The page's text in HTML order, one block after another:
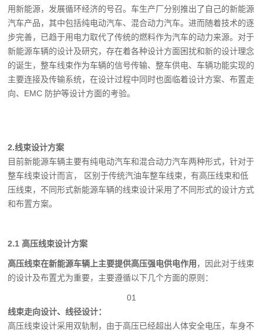
用新能源，发展循环经济的号召。车生产厂分别推出了自己的新能源
汽车产品，其中包括纯电动汽车、混合动力汽车。进而随着技术的逐
步完善，已趋于用电力取代了传统的燃料作为汽车的动力来源。对于
新能源车辆的设计及研究，存在着各种设计方面困扰和新的设计理念
的诞生，整车线束作为车辆的信号传输、整车供电、车辆功能实现的
主要连接及传输系统，在设计过程中同时也面临着设计方案、布置走
向、EMC 防护等设计方面的考验。
2.线束设计方案
目前新能源车辆主要有纯电动汽车和混合动力汽车两种形式，针对于
整车线束设计而言， 区别于传统汽油车整车线束，有高压线束和低
压线束，不同形式新能源车辆的线束设计采用了不同形式的设计方式
和布置方案。
2.1 高压线束设计方案
高压线束在新能源车辆上主要提供高压强电供电作用 ，因此对于线束
的设计及布置尤为重要，主要遵循以下几个方面的原则：
01
线束走向设计、线径设计：
高压线束设计采用双轨制，由于高压已经超出人体安全电压，车身不